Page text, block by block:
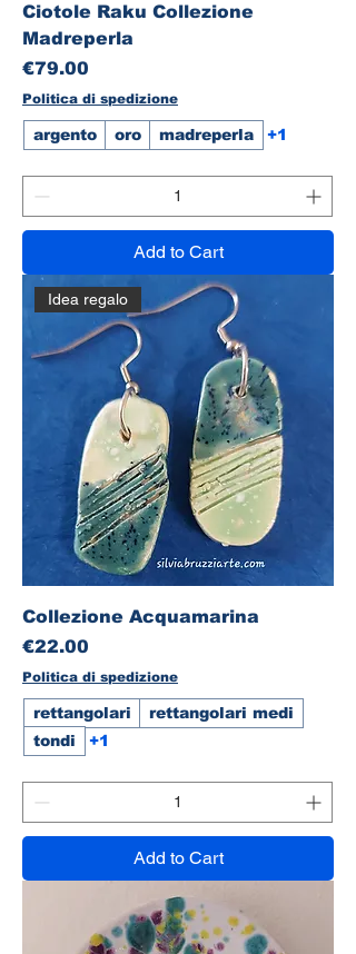
Ciotole Raku Collezione
Madreperla
Price
€79.00
Politica di spedizione
argento oro madreperla +1
Add to Cart
Idea regalo
Collezione Acquamarina
Price
€22.00
Politica di spedizione
rettangolari
rettangolari medi
tondi
+1
Add to Cart